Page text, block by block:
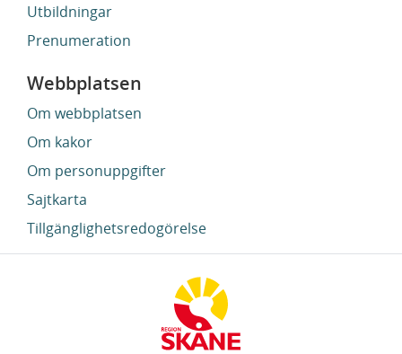
Utbildningar
Prenumeration
Webbplatsen
Om webbplatsen
Om kakor
Om personuppgifter
Sajtkarta
Tillgänglighetsredogörelse